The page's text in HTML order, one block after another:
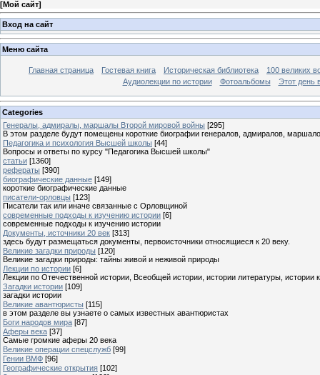
[Мой сайт]
Вход на сайт
Меню сайта
Главная страница Гостевая книга Историческая библиотека
100 великих
Аудиолекции по истории
Фотоальбомы Этот день
Categories
Генералы, адмиралы, маршалы Второй мировой войны [295]
В этом разделе будут помещены короткие биографии генералов, адмиралов,
Педагогика и психология Высшей школы [44]
Вопросы и ответы по курсу "Педагогика Высшей школы"
статьи [1360]
рефераты [390]
биографические данные [149]
короткие биографические данные
писатели-орловцы [123]
Писатели так или иначе связанные с Орловщиной
современные подходы к изучению истории [6]
современные подходы к изучению истории
Документы, источники 20 век [313]
здесь будут размещаться документы, первоисточники относящиеся к 20 веку.
Великие загадки природы [120]
Великие загадки природы: тайны живой и неживой природы
Лекции по истории [6]
Лекции по Отечественной истории, Всеобщей истории, истории литературы, истории
Загадки истории [109]
загадки истории
Великие авантюристы [115]
в этом разделе вы узнаете о самых известных авантюристах
Боги народов мира [87]
Аферы века [37]
Самые громкие аферы 20 века
Великие операции спецслужб [99]
Гении ВМФ [96]
Географические открытия [102]